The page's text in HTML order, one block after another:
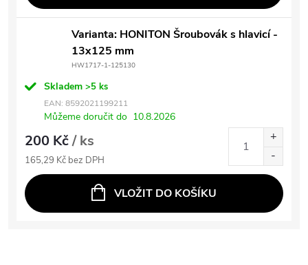
Varianta: HONITON Šroubovák s hlavicí -
13x125 mm
HW1717-1-125130
Skladem >5 ks
EAN: 8592021199211
Můžeme doručit do 10.8.2026
200 Kč/ ks
165,29 Kč bez DPH
VLOŽIT DO KOŠÍKU